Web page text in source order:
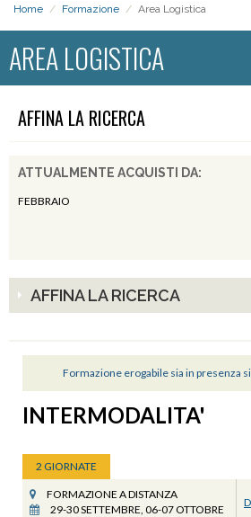
Home / Formazione / Area Logistica
AREA LOGISTICA
AFFINA LA RICERCA
ATTUALMENTE ACQUISTI DA:
FEBBRAIO
AFFINA LA RICERCA
Formazione erogabile sia in presenza
INTERMODALITA'
2 GIORNATE
FORMAZIONE A DISTANZA
29-30 SETTEMBRE, 06-07 OTTOBRE